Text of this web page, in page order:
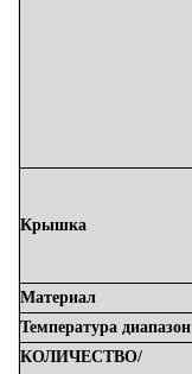
Крышка
Материал
Температура диапазон
КОЛИЧЕСТВО/